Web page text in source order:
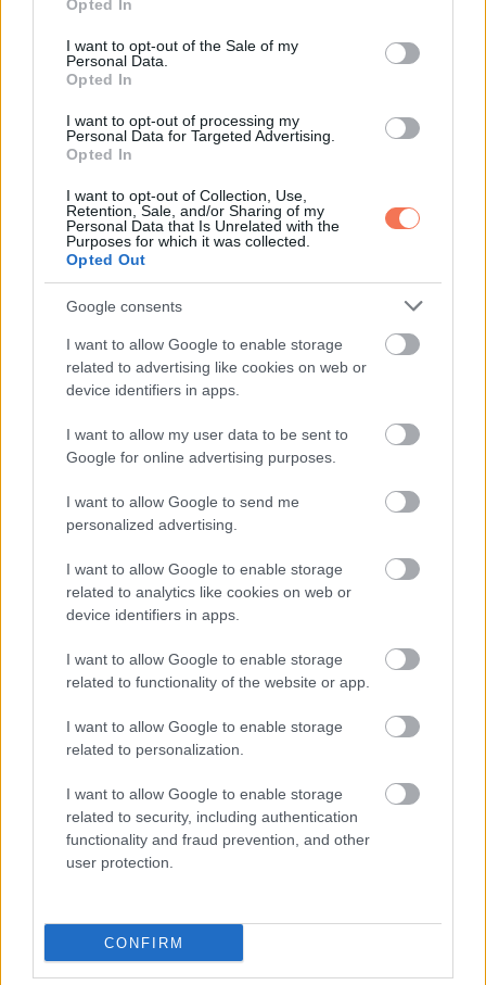
use your data for below specified purposes in below Google
consent section.
Opted In
I want to opt-out of the Sale of my
Personal Data.
Opted In
I want to opt-out of processing my
Personal Data for Targeted Advertising.
Opted In
I want to opt-out of Collection, Use,
Retention, Sale, and/or Sharing of my
Personal Data that Is Unrelated with the
Purposes for which it was collected.
Opted Out
Google consents
I want to allow Google to enable storage
related to advertising like cookies on web or
device identifiers in apps.
I want to allow my user data to be sent to
Google for online advertising purposes.
I want to allow Google to send me
personalized advertising.
I want to allow Google to enable storage
related to analytics like cookies on web or
device identifiers in apps.
I want to allow Google to enable storage
related to functionality of the website or app.
I want to allow Google to enable storage
related to personalization.
I want to allow Google to enable storage
related to security, including authentication
functionality and fraud prevention, and other
user protection.
CONFIRM
Folyt a könnyem. Nem haragudtam. Csak a csend maradt,
meg az igazság, hogy kiderült minden.
Költöztünk egy kicsi bérelt házba. Lassan újra félreteszünk,
hogy vehessünk egy telket.
Közben naponta látom Aling Conchitát a régi ház előtt, az
„Azt hittem, a fiamnak spórolok… Most meg lehet, hogy őt is
elveszítem.”
Oszd meg ezt a posztot:
WhatsappReddit
via
Email
Ha idősebb korodban boldogabb szeretnél
lenni, búcsúzz el ettől a 12 szokástól
Amikor az egészség ártani kezd: az extrém